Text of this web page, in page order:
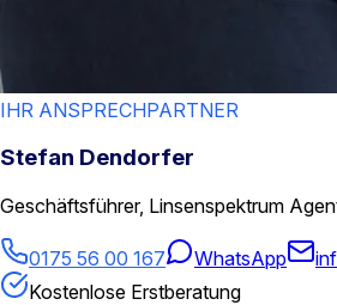
IHR ANSPRECHPARTNER
Stefan Dendorfer
Geschäftsführer, Linsenspektrum
0175 56 00 167 WhatsApp
Kostenlose Erstberatung